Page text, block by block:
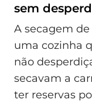
sem
A secagem
uma cozinha
não
secavam a
ter reservas